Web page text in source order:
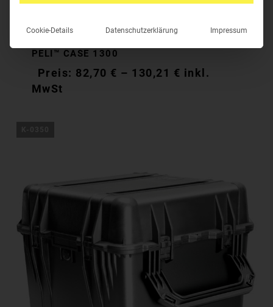
PELI™ CASE 1300
82,70 € – 130,21 € inkl.
MwSt
Cookie-Details Datenschutzerklärung Impressum